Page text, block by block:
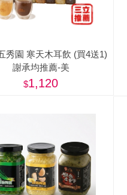
秀園 寒天木耳飲 (買4送1)
謝承均推薦-美
1,120